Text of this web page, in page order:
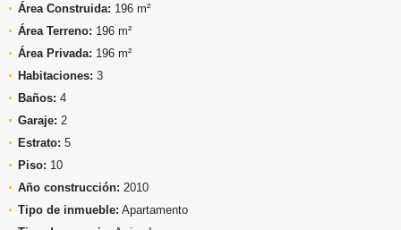
Área Construida: 196 m²
Área Terreno: 196 m²
Área Privada: 196 m²
Habitaciones: 3
Baños: 4
Garaje: 2
Estrato: 5
Piso: 10
Año construcción: 2010
Tipo de inmueble: Apartamento